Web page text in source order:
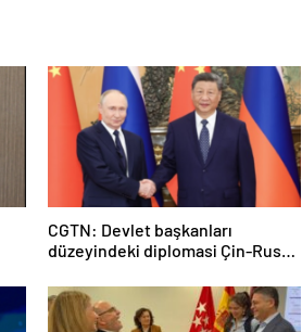
CGTN: Devlet başkanları
düzeyindeki diplomasi Çin-Rusya
güçlendiriyor